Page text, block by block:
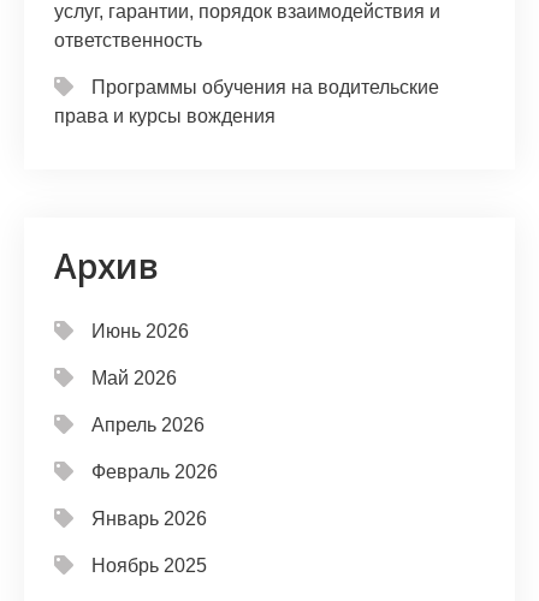
услуг, гарантии, порядок взаимодействия и
ответственность
Программы обучения на водительские
права и курсы вождения
Архив
Июнь 2026
Май 2026
Апрель 2026
Февраль 2026
Январь 2026
Ноябрь 2025